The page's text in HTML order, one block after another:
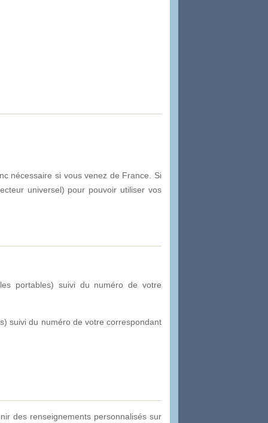
nécessaire si vous venez de France. Si
universel) pour pouvoir utiliser vos
portables) suivi du numéro de votre
suivi du numéro de votre correspondant
des renseignements personnalisés sur